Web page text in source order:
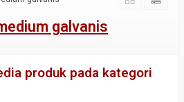
galvanis
produk pada kategori